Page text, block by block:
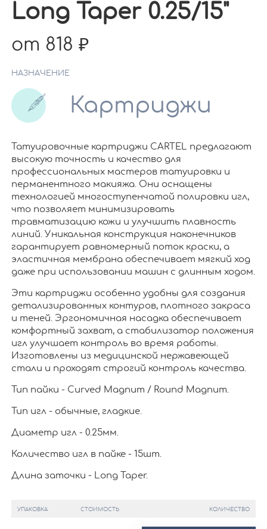
Long Taper 0.25/15"
от 818
НАЗНАЧЕНИЕ
Картриджи
Татуировочные картриджи CARTEL предлагают
высокую точность и качество для
профессиональных мастеров татуировки и
перманентного макияжа. Они оснащены
технологией многоступенчатой полировки игл,
что позволяет минимизировать
травматизацию кожи и улучшить плавность
линий. Уникальная конструкция наконечников
гарантирует равномерный поток краски, а
эластичная мембрана обеспечивает мягкий ход
даже при использовании машин с длинным ходом.
Эти картриджи особенно удобны для создания
детализированных контуров, плотного закраса
и теней. Эргономичная насадка обеспечивает
комфортный захват, а стабилизатор положения
игл улучшает контроль во время работы.
Изготовлены из медицинской нержавеющей
стали и проходят строгий контроль качества.
Тип пайки - Curved Magnum / Round Magnum.
Тип игл - обычные, гладкие.
Диаметр игл - 0.25мм.
Количество игл в пайке - 15шт.
Длина заточки - Long Taper.
УПАКОВКА СТОИМОСТЬ КОЛИЧЕСТВО